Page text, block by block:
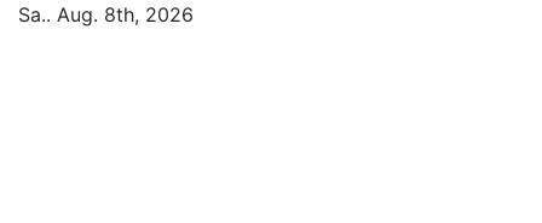
ZumSa.. Aug. 8th, 2026